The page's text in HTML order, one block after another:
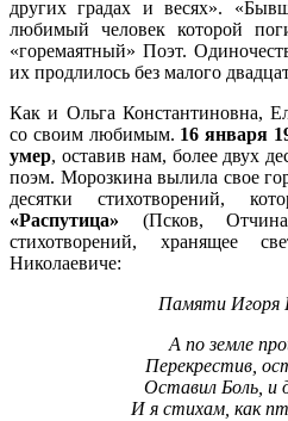
других градах и весях».
любимый человек которой
«горемаятный» Поэт.
их продлилось без малого
Как и Ольга Константиновна,
со своим любимым. 16 января
умер, оставив нам, более двух
поэм. Морозкина вылила свое
десятки стихотворений,
«Распутица» (Псков,
стихотворений, хранящее
Николаевиче:
Памяти Игоря
А по земле
Перекрестив,
Оставил Боль, и
И я стихам, как